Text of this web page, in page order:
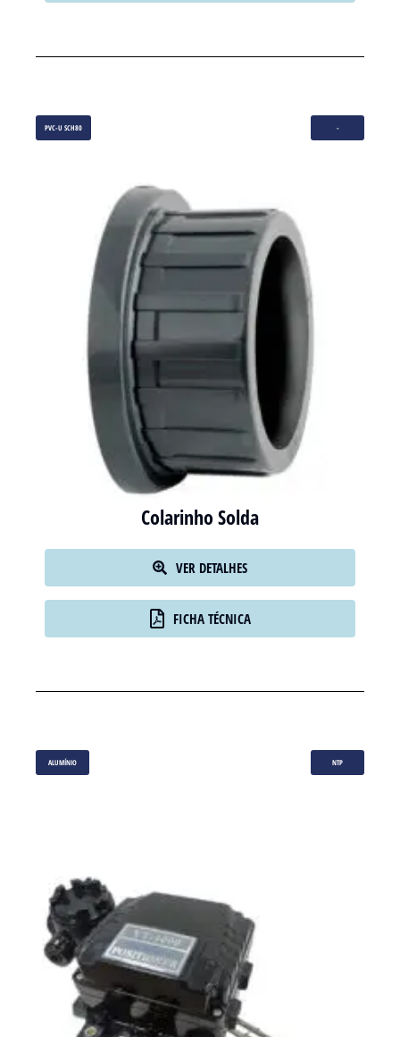
PVC-U SCH80
Colarinho Solda
VER DETALHES
FICHA TÉCNICA
ALUMÍNIO NTP